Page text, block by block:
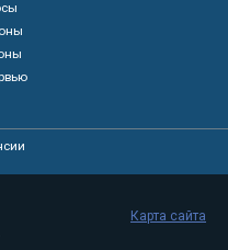
Карта сайта